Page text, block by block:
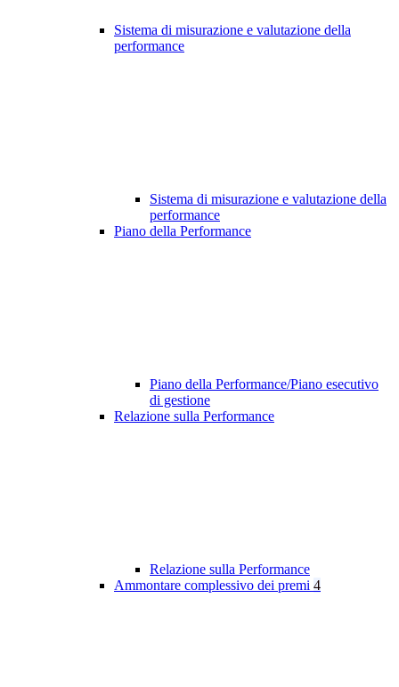
Sistema di misurazione e valutazione della
performance
Sistema di misurazione e valutazione della
performance
Piano della Performance
Piano della Performance/Piano esecutivo
di gestione
Relazione sulla Performance
Relazione sulla Performance
Ammontare complessivo dei premi 4